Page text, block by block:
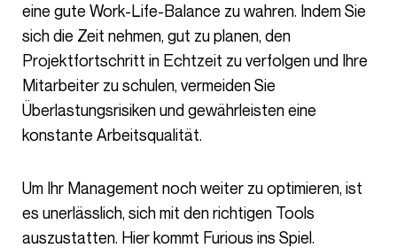
eine gute Work-Life-Balance zu wahren. Indem Sie
sich die Zeit nehmen, gut zu planen, den
Projektfortschritt in Echtzeit zu verfolgen und Ihre
Mitarbeiter zu schulen, vermeiden Sie
Überlastungsrisiken und gewährleisten eine
konstante Arbeitsqualität.
Um Ihr Management noch weiter zu optimieren, ist
es unerlässlich, sich mit den richtigen Tools
auszustatten. Hier kommt Furious ins Spiel.